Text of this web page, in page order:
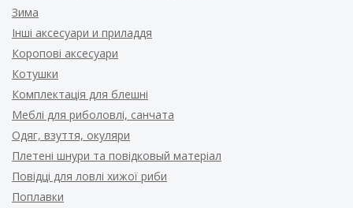
Зима
Інші аксесуари и приладдя
Коропові аксесуари
Котушки
Комплектація для блешні
Меблі для риболовлі, санчата
Одяг, взуття, окуляри
Плетені шнури та повідковый матеріал
Повідці для ловлі хижої риби
Поплавки